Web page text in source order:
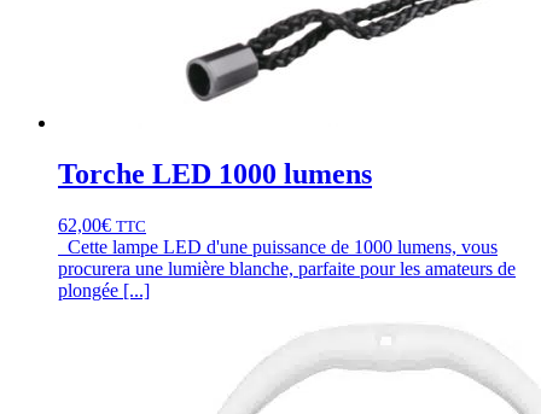
Torche LED 1000 lumens
62,00€ TTC
Cette lampe LED d'une puissance de 1000 lumens, vous
procurera une lumière blanche, parfaite pour les amateurs de
plongée [...]